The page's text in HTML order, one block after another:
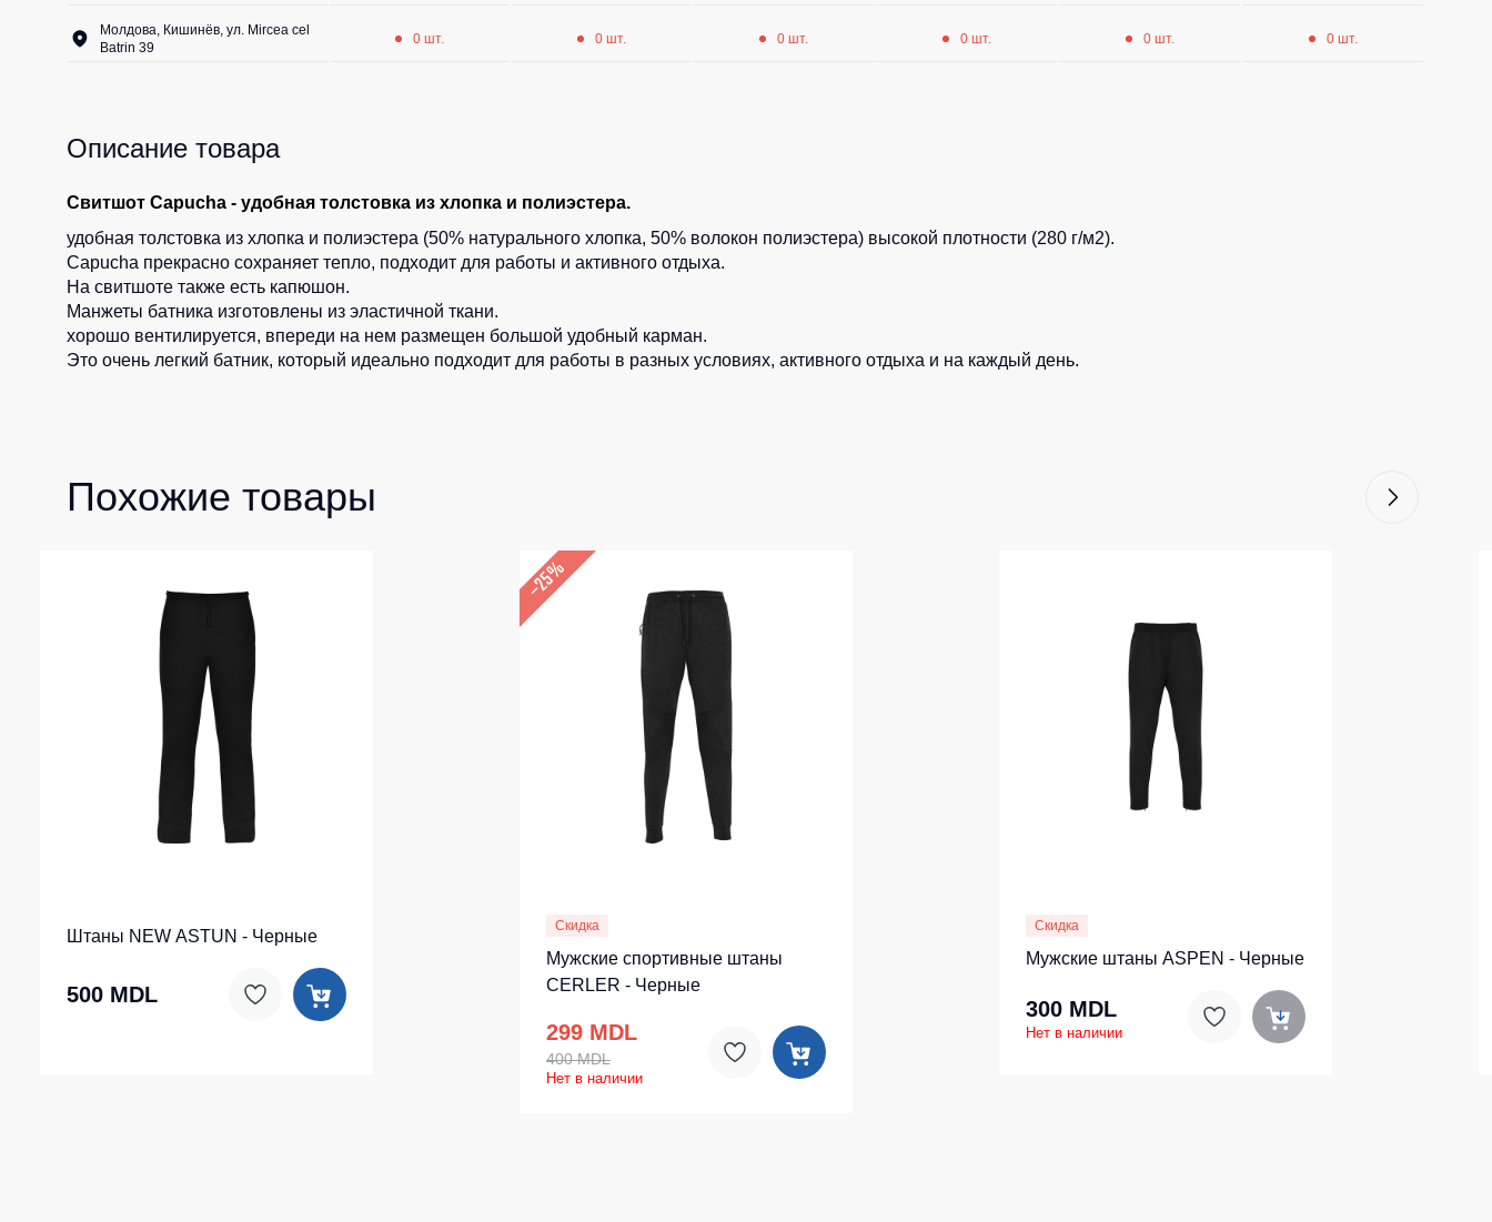
Молдова, Кишинёв, ул. Mircea cel
Batrin 39
0 шт. 0 шт. 0 шт. 0 шт. 0 шт. 0 шт.
Описание товара
Свитшот Capucha - удобная толстовка из хлопка и полиэстера.
удобная толстовка из хлопка и полиэстера (50% натурального хлопка, 50% волокон полиэстера) высокой плотности (280 г/м2).
Capucha прекрасно сохраняет тепло, подходит для работы и активного отдыха.
На свитшоте также есть капюшон.
Манжеты батника изготовлены из эластичной ткани.
хорошо вентилируется, впереди на нем размещен большой удобный карман.
Это очень легкий батник, который идеально подходит для работы в разных условиях, активного отдыха и на каждый день.
Похожие товары
Штаны NEW ASTUN - Черные
500 MDL
–25%
Скидка
Мужские спортивные штаны
CERLER - Черные
299 MDL
400 MDL
Нет в наличии
Скидка
Мужские штаны ASPEN - Черные
300 MDL
Нет в наличии